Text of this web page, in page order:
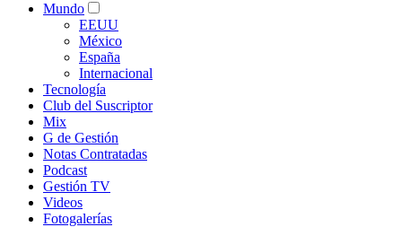
Mundo
EEUU
México
España
Internacional
Tecnología
Club del Suscriptor
Mix
G de Gestión
Notas Contratadas
Podcast
Gestión TV
Videos
Fotogalerías